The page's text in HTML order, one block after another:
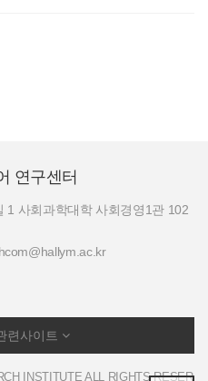
연구센터
1 사회과학대학 사회경영1관 102
련사이트
INSTITUTE ALL RIGHTS RESER